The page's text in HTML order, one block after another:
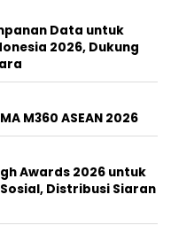
Data untuk
2026, Dukung
M360 ASEAN 2026
Awards 2026 untuk
Distribusi Siaran